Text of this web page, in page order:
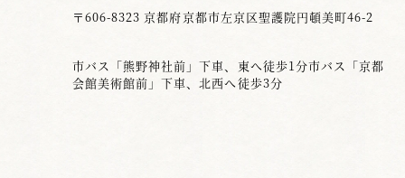
〒606-8323 京都府京都市左京区聖護院円頓美町46-2
市バス「熊野神社前」下車、東へ徒歩1分市バス「京都
会館美術館前」下車、北西へ徒歩3分